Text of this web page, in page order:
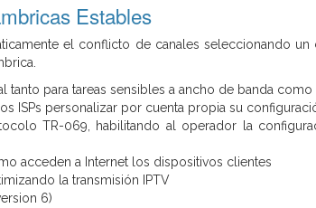
Estables
el conflicto de canales seleccionando
para tareas sensibles a ancho de banda como
ISPs personalizar por cuenta propia su
TR-069, habilitando al operador la
acceden a Internet los dispositivos clientes
la transmisión IPTV
6)